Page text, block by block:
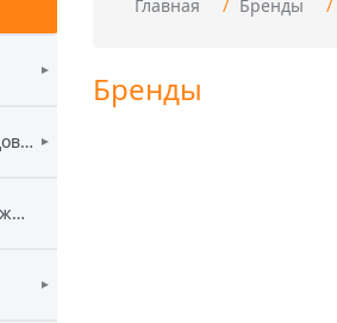
►
Охранно-пожарное оборудование ►
Системы оповещения о пожаре
►
Главная Бренды
Бренды